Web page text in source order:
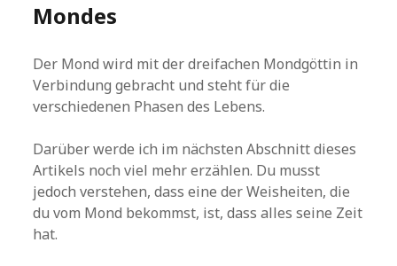
Mondes
Der Mond wird mit der dreifachen Mondgöttin in
Verbindung gebracht und steht für die
verschiedenen Phasen des Lebens.
Darüber werde ich im nächsten Abschnitt dieses
Artikels noch viel mehr erzählen. Du musst
jedoch verstehen, dass eine der Weisheiten, die
du vom Mond bekommst, ist, dass alles seine Zeit
hat.